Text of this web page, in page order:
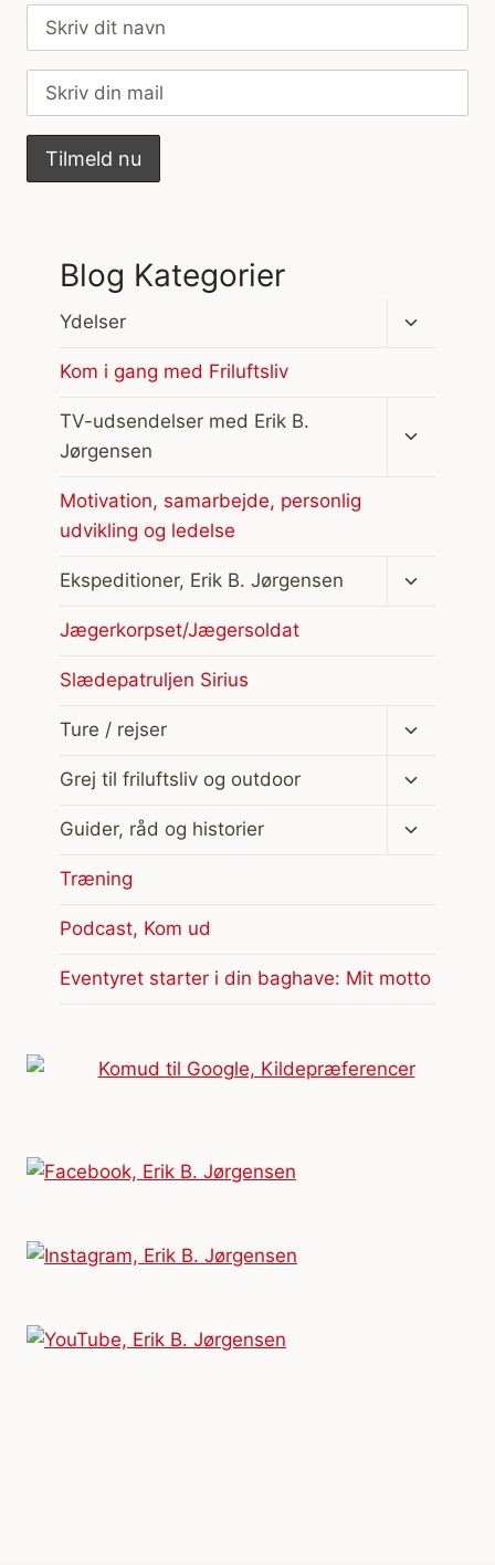
Blog Kategorier
Ydelser
Skift
Kom i gang med Friluftsliv
TV-udsendelser med Erik B.
Jørgensen
Motivation, samarbejde, personlig
udvikling og ledelse
Ekspeditioner, Erik B. Jørgensen
Skift
Jægerkorpset/Jægersoldat
Slædepatruljen Sirius
Ture / rejser
Skift
Grej til friluftsliv og outdoor
Skift
Guider, råd og historier
Skift
Træning
Podcast, Kom ud
Eventyret starter i din baghave: Mit motto